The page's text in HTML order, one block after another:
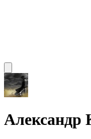
Александр